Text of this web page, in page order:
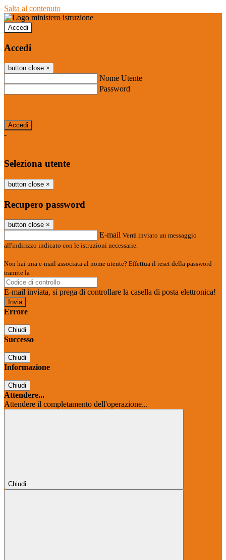
Salta al contenuto
Accedi
Accedi
button close ×
Nome Utente
Password
-
Seleziona utente
button close ×
Recupero password
button close ×
E-mail Verrà inviato un messaggio
all'indirizzo indicato con le istruzioni necessarie.
Non hai una e-mail associata al nome utente? Effettua il reset della password
tramite la
E-mail inviata, si prega di controllare la casella di posta elettronica!
Errore
Chiudi
Successo
Chiudi
Informazione
Chiudi
Attendere...
Attendere il completamento dell'operazione...
Chiudi